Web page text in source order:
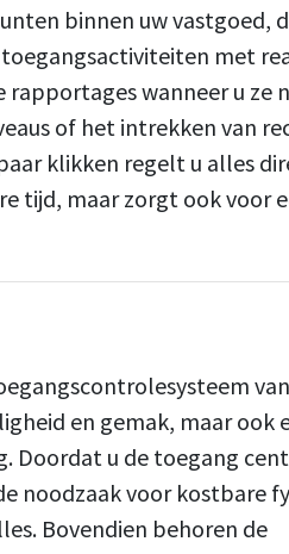
binnen uw vastgoed,
met
wanneer u ze
of het intrekken van
klikken regelt u alles
tijd, maar zorgt ook voor
en gemak, maar ook
Doordat u de toegang
noodzaak voor kostbare
Bovendien behoren de